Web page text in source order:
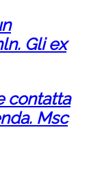
Gli ex
contatta
Msc